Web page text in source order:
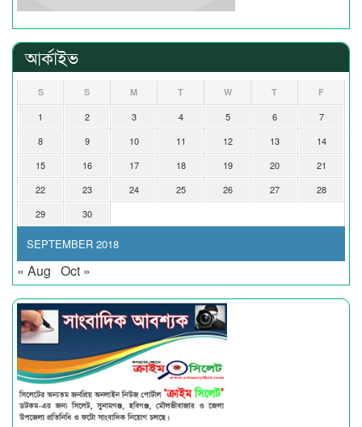
আর্কাইভ
SEPTEMBER 2018
S S M T W T F
1 2 3 4 5 6
7
8
9 10 11 12 13
14
15
16 17 18 19 20
21
22
23 24 25 26 27
28
29
30
« Aug Oct »